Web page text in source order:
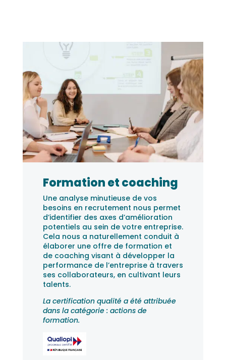
Formation et coaching
Une analyse minutieuse de vos
besoins en recrutement nous permet
d’identifier des axes d’amélioration
potentiels au sein de votre entreprise.
Cela nous a naturellement conduit à
élaborer une offre de formation et
de coaching visant à développer la
performance de l’entreprise à travers
ses collaborateurs, en cultivant leurs
talents.
La certification qualité a été attribuée
dans la catégorie : actions de
formation.